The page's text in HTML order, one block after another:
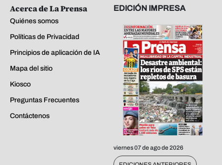
Acerca de La Prensa
Quiénes somos
Políticas de Privacidad
Principios de aplicación de IA
Mapa del sitio
Kiosco
Preguntas Frecuentes
Contáctenos
EDICIÓN IMPRESA
viernes 07 de ago de 2026